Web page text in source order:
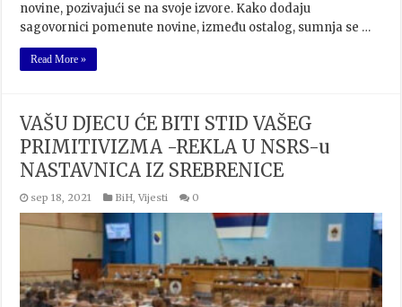
novine, pozivajući se na svoje izvore. Kako dodaju
sagovornici pomenute novine, između ostalog, sumnja se …
Read More »
VAŠU DJECU ĆE BITI STID VAŠEG
PRIMITIVIZMA -REKLA U NSRS-u
NASTAVNICA IZ SREBRENICE
sep 18, 2021 BiH,Vijesti 0